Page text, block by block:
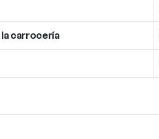
carrocería